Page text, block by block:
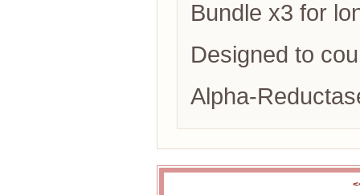
Bundle x3 for
Designed to
Alpha-